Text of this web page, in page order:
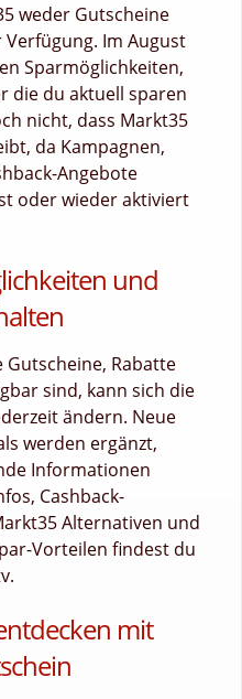
weder Gutscheine
Im August
Sparmöglichkeiten,
die du aktuell sparen
nicht, dass Markt35
da Kampagnen,
Angebote
oder wieder aktiviert
und
Rabatte
sind, kann sich die
ändern. Neue
werden ergänzt,
Informationen
Cashback-
Alternativen und
Vorteilen findest du
mit